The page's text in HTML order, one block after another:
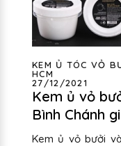
KEM Ủ TÓC VỎ
HCM
27/12/2021
Kem ủ vỏ
Bình Chánh
Kem ủ vỏ bưởi